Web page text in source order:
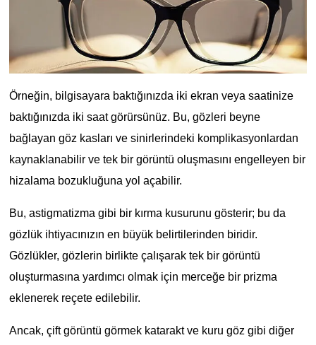
Örneğin, bilgisayara baktığınızda iki ekran veya saatinize
baktığınızda iki saat görürsünüz. Bu, gözleri beyne
bağlayan göz kasları ve sinirlerindeki komplikasyonlardan
kaynaklanabilir ve tek bir görüntü oluşmasını engelleyen bir
hizalama bozukluğuna yol açabilir.
Bu, astigmatizma gibi bir kırma kusurunu gösterir; bu da
gözlük ihtiyacınızın en büyük belirtilerinden biridir.
Gözlükler, gözlerin birlikte çalışarak tek bir görüntü
oluşturmasına yardımcı olmak için merceğe bir prizma
eklenerek reçete edilebilir.
Ancak, çift görüntü görmek katarakt ve kuru göz gibi diğer